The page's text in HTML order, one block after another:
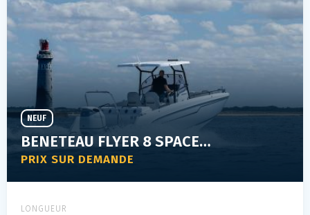
BENETEAU FLYER 8 SPACEDECK
PRIX SUR DEMANDE
NEUF
LONGUEUR